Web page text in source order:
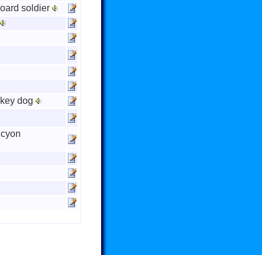
soldier
dog